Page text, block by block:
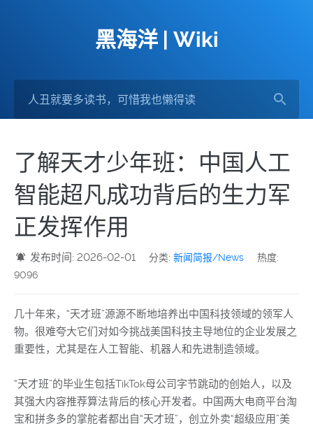
黑海洋 | Wiki
了解天才少年班：中国人工
智能超凡成功背后的生力军
正发挥作用
发布时间: 2026-02-01 分类:新闻简报/News
热度:
9096
几十年来，“天才班”源源不断地培养出中国科技领域的领军人
物。很难夸大它们对如今挑战美国科技主导地位的企业发展之
重要性，尤其是在人工智能、机器人和先进制造领域。
“天才班”的毕业生包括TikTok母公司字节跳动的创始人，以及
其强大内容推荐算法背后的核心开发者。中国两大电商平台淘
宝和拼多多的掌舵者都出自“天才班”，创立外卖“超级应用”美